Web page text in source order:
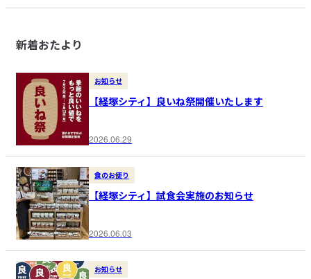
新着おたより
お知らせ
【経塚シティ】良いね祭開催いたします
2026.06.29
食のお便り
【経塚シティ】試食会実施のお知らせ
2026.06.03
お知らせ